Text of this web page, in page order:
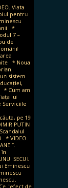
Viata
pentru
*
7 –
de
* Noua
sistem
* Cum am
lui
Serviciile
pe 19
PUTIN
* VIDEO.
în
SECUI.
Eminescu
"efect de